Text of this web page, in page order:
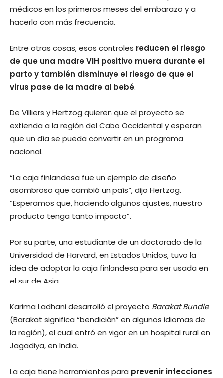
médicos en los primeros meses del embarazo y a
hacerlo con más frecuencia.
Entre otras cosas, esos controles reducen el riesgo
de que una madre VIH positivo muera durante el
parto y también disminuye el riesgo de que el
virus pase de la madre al bebé.
De Villiers y Hertzog quieren que el proyecto se
extienda a la región del Cabo Occidental y esperan
que un día se pueda convertir en un programa
nacional.
“La caja finlandesa fue un ejemplo de diseño
asombroso que cambió un país”, dijo Hertzog.
“Esperamos que, haciendo algunos ajustes, nuestro
producto tenga tanto impacto”.
Por su parte, una estudiante de un doctorado de la
Universidad de Harvard, en Estados Unidos, tuvo la
idea de adoptar la caja finlandesa para ser usada en
el sur de Asia.
Karima Ladhani desarrolló el proyecto Barakat Bundle
(Barakat significa “bendición” en algunos idiomas de
la región), el cual entró en vigor en un hospital rural en
Jagadiya, en India.
La caja tiene herramientas para prevenir infecciones